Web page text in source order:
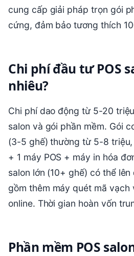
cung cấp giải pháp trọn gói
cứng, đảm bảo tương thích
Chi phí đầu tư POS
nhiêu?
Chi phí dao động từ 5-20
salon và gói phần mềm. Gói
(3-5 ghế) thường từ 5-8
+ 1 máy POS + máy in hóa
salon lớn (10+ ghế) có thể
gồm thêm máy quét mã vạch
online. Thời gian hoàn vốn
Phần mềm POS